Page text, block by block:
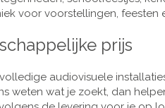
voor voorstellingen, feesten
prijs
audiovisuele
weten wat je zoekt, dan